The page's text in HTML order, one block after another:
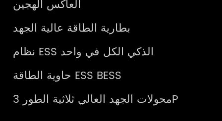
العاكس الهجين
بطارية الطاقة عالية الجهد
نظام ESS الذكي الكل في واحد
حاوية الطاقة ESS BESS
محولات الجهد العالي ثلاثية الطور 3P